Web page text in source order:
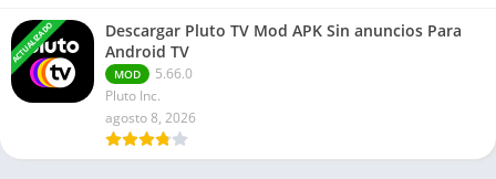
ACTUALIZADO
Descargar Pluto TV Mod APK Sin anuncios Para
Android TV
MOD
5.66.0
Pluto Inc.
agosto 8, 2026